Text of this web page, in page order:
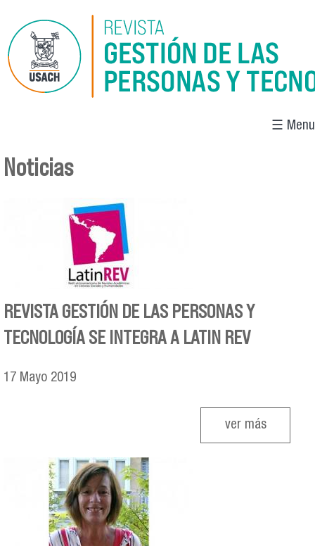
☰ Menu
Noticias
REVISTA GESTIÓN DE LAS PERSONAS Y
TECNOLOGÍA SE INTEGRA A LATIN REV
17 Mayo 2019
ver más